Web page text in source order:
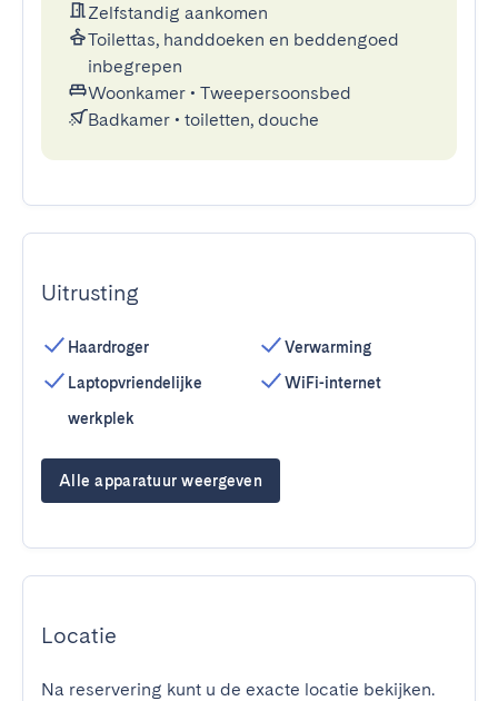
Zelfstandig aankomen
Toilettas, handdoeken en beddengoed
inbegrepen
Woonkamer • Tweepersoonsbed
Badkamer • toiletten, douche
Uitrusting
Haardroger
Laptopvriendelijke
werkplek
Verwarming
WiFi-internet
Alle apparatuur weergeven
Locatie
Na reservering kunt u de exacte locatie bekijken.